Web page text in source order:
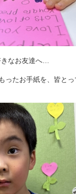
きなお友達へ…
ったお手紙を、皆と